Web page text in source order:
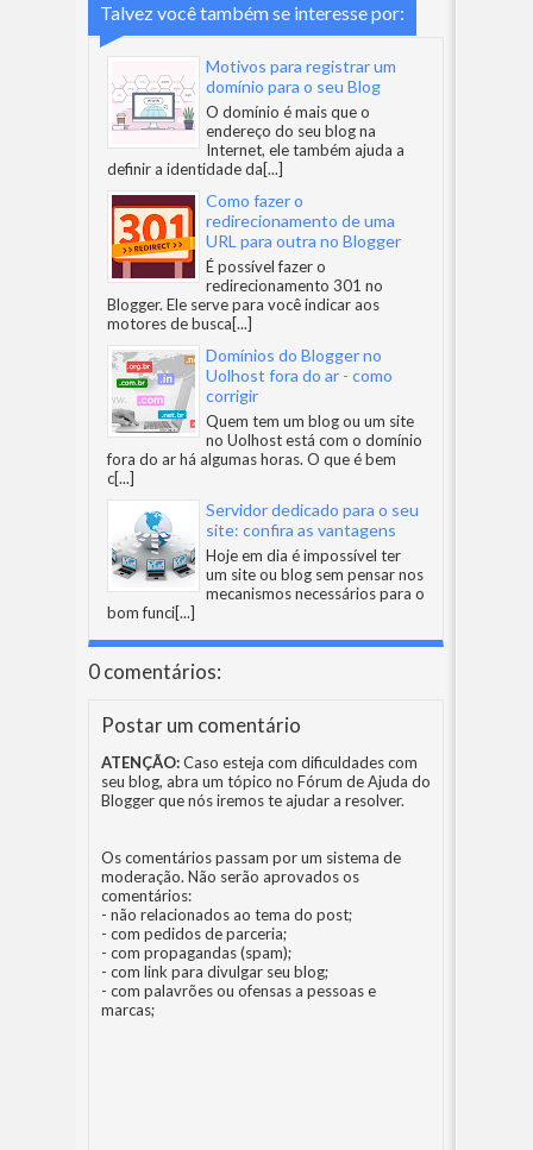
Talvez você também se interesse por:
Motivos para registrar um
domínio para o seu Blog
O domínio é mais que o
endereço do seu blog na
Internet, ele também ajuda a
definir a identidade da[...]
Como fazer o
redirecionamento de uma
URL para outra no Blogger
É possível fazer o
redirecionamento 301 no
Blogger. Ele serve para você indicar aos
motores de busca[...]
Domínios do Blogger no
Uolhost fora do ar - como
corrigir
Quem tem um blog ou um site
no Uolhost está com o domínio
fora do ar há algumas horas. O que é bem
c[...]
Servidor dedicado para o seu
site: confira as vantagens
Hoje em dia é impossível ter
um site ou blog sem pensar nos
mecanismos necessários para o
bom funci[...]
0 comentários:
Postar um comentário
ATENÇÃO:Caso esteja com dificuldades com
seu blog, abra um tópico no Fórum de Ajuda do
Bloggerque nós iremos te ajudar a resolver.
Os comentários passam por um sistema de
moderação. Não serão aprovados os
comentários:
- não relacionados ao tema do post;
- com pedidos de parceria;
- com propagandas (spam);
- com link para divulgar seu blog;
- com palavrões ou ofensas a pessoas e
marcas;